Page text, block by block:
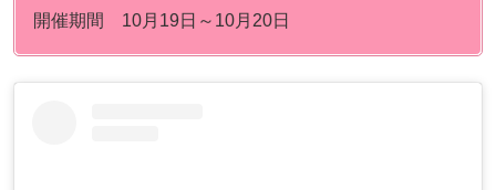
開催期間 10月19日～10月20日